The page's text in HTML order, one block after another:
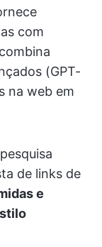
com
(GPT-
na web em
de links de
e